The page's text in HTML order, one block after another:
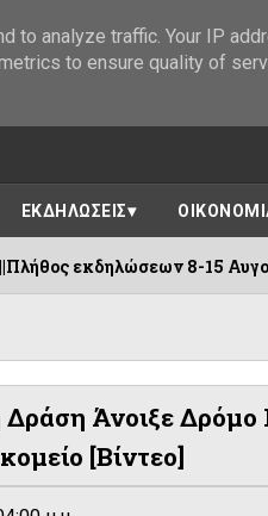
ΕΚΔΗΛΩΣΕΙΣ
8-15 Αυγούστου!
Άνοιξε Δρόμο
[βίντεο]
analyze traffic. Your IP
to ensure quality of